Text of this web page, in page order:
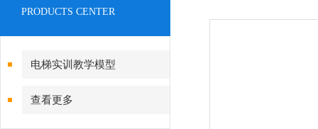
PRODUCTS CENTER
电梯实训教学模型
查看更多